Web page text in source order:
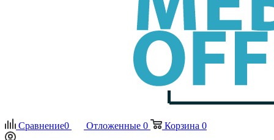
Сравнение0 Отложенные 0 Корзина 0